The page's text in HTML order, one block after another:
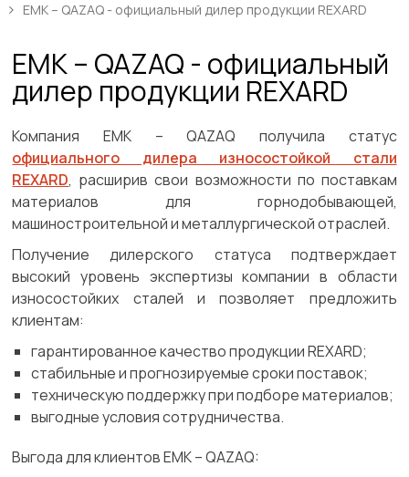
ЕМК – QAZAQ - официальный дилер продукции REXARD
ЕМК – QAZAQ - официальный
дилер продукции REXARD
Компания ЕМК – QAZAQ получила статус
официального дилера износостойкой стали
REXARD, расширив свои возможности по поставкам
материалов для горнодобывающей,
машиностроительной и металлургической отраслей.
Получение дилерского статуса подтверждает
высокий уровень экспертизы компании в области
износостойких сталей и позволяет предложить
клиентам:
гарантированное качество продукции REXARD;
стабильные и прогнозируемые сроки поставок;
техническую поддержку при подборе материалов;
выгодные условия сотрудничества.
Выгода для клиентов ЕМК – QAZAQ: